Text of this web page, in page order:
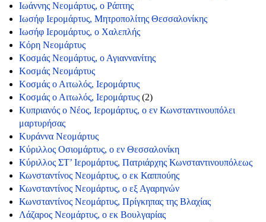
Ιωάννης Νεομάρτυς, ο Ράπτης
Ιωσήφ Ιερομάρτυς, Μητροπολίτης Θεσσαλονίκης
Ιωσήφ Ιερομάρτυς, ο Χαλεπλής
Κόρη Νεομάρτυς
Κοσμάς Νεομάρτυς, ο Αγιαννανίτης
Κοσμάς Νεομάρτυς
Κοσμάς ο Αιτωλός, Ιερομάρτυς
Κοσμάς ο Αιτωλός, Ιερομάρτυς (2)
Κυπριανός ο Νέος, Ιερομάρτυς, ο εν Κωνσταντινουπόλει
μαρτυρήσας
Κυράννα Νεομάρτυς
Κύριλλος Οσιομάρτυς, ο εν Θεσσαλονίκη
Κύριλλος ΣΤ’ Ιερομάρτυς, Πατριάρχης Κωνσταντινουπόλεως
Κωνσταντίνος Νεομάρτυς, ο εκ Καππούης
Κωνσταντίνος Νεομάρτυς, ο εξ Αγαρηνών
Κωνσταντίνος Νεομάρτυς, Πρίγκηπας της Βλαχίας
Λάζαρος Νεομάρτυς, ο εκ Βουλγαρίας